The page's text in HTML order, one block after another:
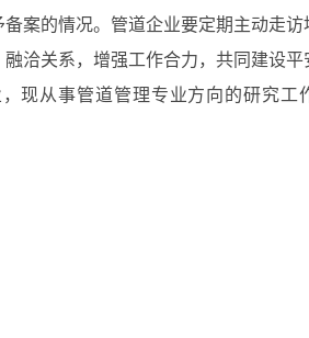
案的情况。管道企业要定期主动走访
洽关系，增强工作合力，共同建设平
从事管道管理专业方向的研究工作